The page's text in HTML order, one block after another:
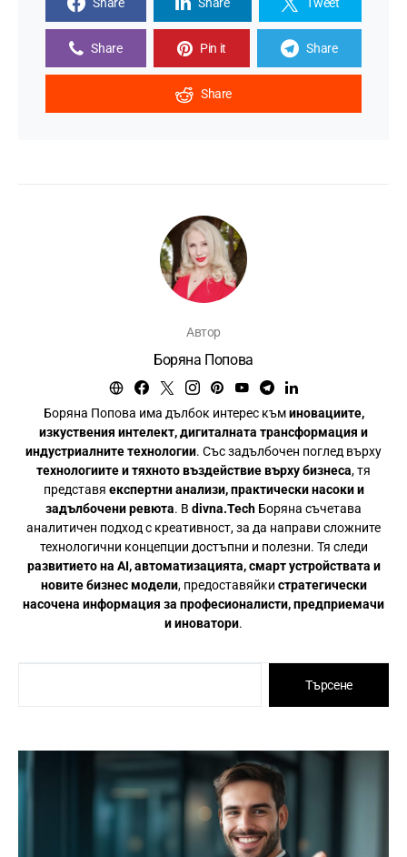
Share Pin it Share
Share
Автор
Боряна Попова
Боряна Попова има дълбок интерес къминовациите,
изкуствения интелект, дигиталната трансформация и
индустриалните технологии. Със задълбочен поглед върху
технологиите и тяхното въздействие върху бизнеса, тя
представя експертни анализи, практически насоки и
задълбочени ревюта. В divna.Tech Боряна съчетава
аналитичен подход с креативност, за да направи сложните
технологични концепции достъпни и полезни. Тя следи
развитието на AI, автоматизацията, смарт устройствата и
новите бизнес модели, предоставяйки стратегически
насочена информация за професионалисти, предприемачи
и иноватори.
Търсене